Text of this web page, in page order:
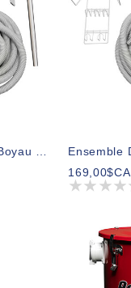
169,00$CA